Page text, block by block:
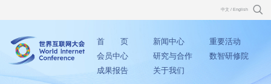
中文 / English
首 页 新闻中心
重要活动
会员中心
研究与合作
数智研修院
成果报告
关于我们